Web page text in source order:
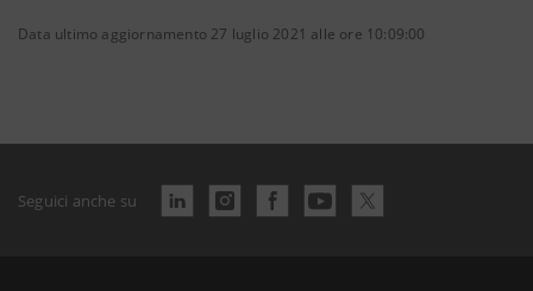
Data ultimo aggiornamento 27 luglio 2021 alle ore 10:09:00
Seguici anche su